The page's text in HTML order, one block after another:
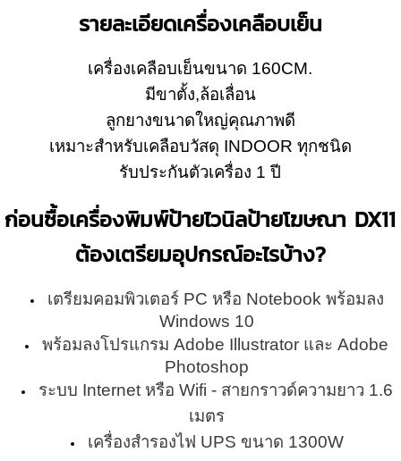
รายละเอียดเครื่องเคลือบเย็น
เครื่องเคลือบเย็นขนาด 160CM.
มีขาตั้ง,ล้อเลื่อน
ลูกยางขนาดใหญ่คุณภาพดี
เหมาะสำหรับเคลือบวัสดุ INDOOR ทุกชนิด
รับประกันตัวเครื่อง 1 ปี
ก่อนซื้อเครื่องพิมพ์ป้ายไวนิลป้ายโฆษณา DX11
ต้องเตรียมอุปกรณ์อะไรบ้าง?
เตรียมคอมพิวเตอร์ PC หรือ Notebook พร้อมลง
Windows 10
พร้อมลงโปรแกรม Adobe Illustrator และ Adobe
Photoshop
ระบบ Internet หรือ Wifi - สายกราวด์ความยาว 1.6
เมตร
เครื่องสำรองไฟ UPS ขนาด 1300W